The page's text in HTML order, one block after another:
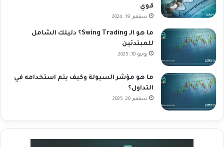
قوي
سبتمبر 19, 2024
ما هو الـ Swing Trading؟ دليلك الشامل
للمبتدئين
يونيو 10, 2025
ما هو مؤشر السيولة وكيف يتم استخدامه في
التداول؟
سبتمبر 20, 2025